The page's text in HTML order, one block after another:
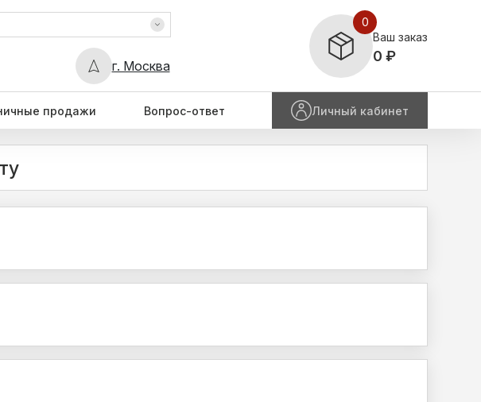
г. Москва
0
Ваш заказ
0 ₽
продажи Вопрос-ответ Личный кабинет